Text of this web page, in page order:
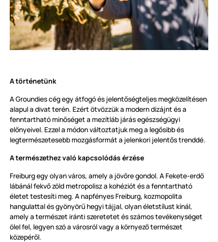
A történetünk
A Groundies cég egy átfogó és jelentőségteljes megközelítésen
alapul a divat terén. Ezért ötvözzük a modern dizájnt és a
fenntartható minőséget a mezítláb járás egészségügyi
előnyeivel. Ezzel a módon változtatjuk meg a legősibb és
legtermészetesebb mozgásformát a jelenkori jelentős trenddé.
A természethez való kapcsolódás érzése
Freiburg egy olyan város, amely a jövőre gondol. A Fekete-erdő
lábánál fekvő zöld metropolisz a kohéziót és a fenntartható
életet testesíti meg. A napfényes Freiburg, kozmopolita
hangulattal és gyönyörű hegyi tájjal, olyan életstílust kínál,
amely a természet iránti szeretetet és számos tevékenységet
ölel fel, legyen szó a városról vagy a környező természet
közepéről.